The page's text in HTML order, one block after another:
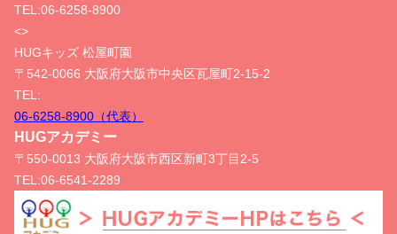
TEL:06-6258-8900
<>
HUGキッズ 松屋町園
〒542-0066 大阪府大阪市中央区瓦屋町2-15-2
TEL:
06-6258-8900（代表）
HUGアカデミー
〒550-0013 大阪府大阪市西区新町3丁目2-5
TEL:06-6541-2289